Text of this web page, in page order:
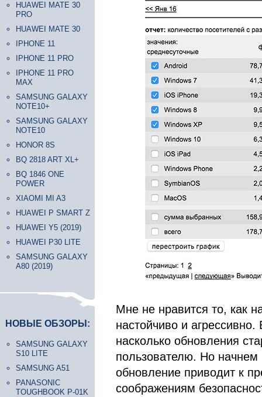
HUAWEI MATE 30
PRO
HUAWEI MATE 30
IPHONE 11
IPHONE 11 PRO
IPHONE 11 PRO
MAX
SAMSUNG GALAXY
NOTE10+
SAMSUNG GALAXY
NOTE10
HONOR 8S
BQ 2818 ART XL+
BQ 1846 ONE
POWER
XIAOMI MI A3
HUAWEI P SMART Z
HUAWEI Y5 (2019)
HUAWEI P30 LITE
SAMSUNG GALAXY
A80 (2019)
НОВЫЕ ОБЗОРЫ:
SAMSUNG GALAXY
S10 LITE
SAMSUNG A51
PANASONIC
TOUGHBOOK P-01K
Мне не нравится то, как
настойчиво и
насколько обновления
пользователю. Но
обновление приводит к
соображениям